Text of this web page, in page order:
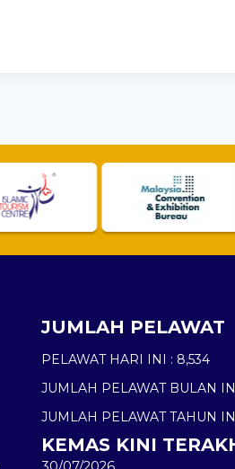
JUMLAH PELAWAT
PELAWAT HARI INI : 8,534
JUMLAH PELAWAT BULAN
JUMLAH PELAWAT TAHUN
KEMAS KINI